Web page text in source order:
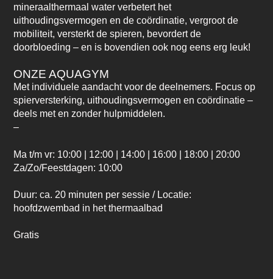
mineraalthermaal water verbetert het
uithoudingsvermogen en de coördinatie, vergroot de
mobiliteit, versterkt de spieren, bevordert de
doorbloeding – en is bovendien ook nog eens erg leuk!
ONZE AQUAGYM
Met individuele aandacht voor de deelnemers. Focus op
spierversterking, uithoudingsvermogen en coördinatie –
deels met en zonder hulpmiddelen.
–
Ma t/m vr: 10:00 | 12:00 | 14:00 | 16:00 | 18:00 | 20:00
Za/Zo/Feestdagen: 10:00
Duur: ca. 20 minuten per sessie / Locatie:
hoofdzwembad in het thermaalbad
Gratis